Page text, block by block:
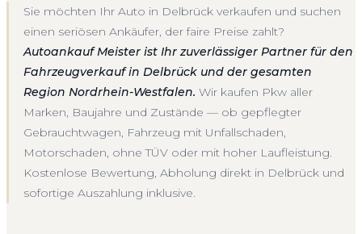
Sie möchten Ihr Auto in Delbrück verkaufen und suchen
einen seriösen Ankäufer, der faire Preise zahlt?
Autoankauf Meister ist Ihr zuverlässiger Partner für den
Fahrzeugverkauf in Delbrück und der gesamten
Region Nordrhein-Westfalen. Wir kaufen Pkw aller
Marken, Baujahre und Zustände — ob gepflegter
Gebrauchtwagen, Fahrzeug mit Unfallschaden,
Motorschaden, ohne TÜV oder mit hoher Laufleistung.
Kostenlose Bewertung, Abholung direkt in Delbrück und
sofortige Auszahlung inklusive.